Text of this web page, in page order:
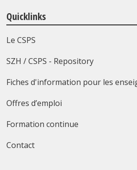
Quicklinks
Le CSPS
SZH / CSPS - Repository
Fiches d'information pour les
Offres d’emploi
Formation continue
Contact